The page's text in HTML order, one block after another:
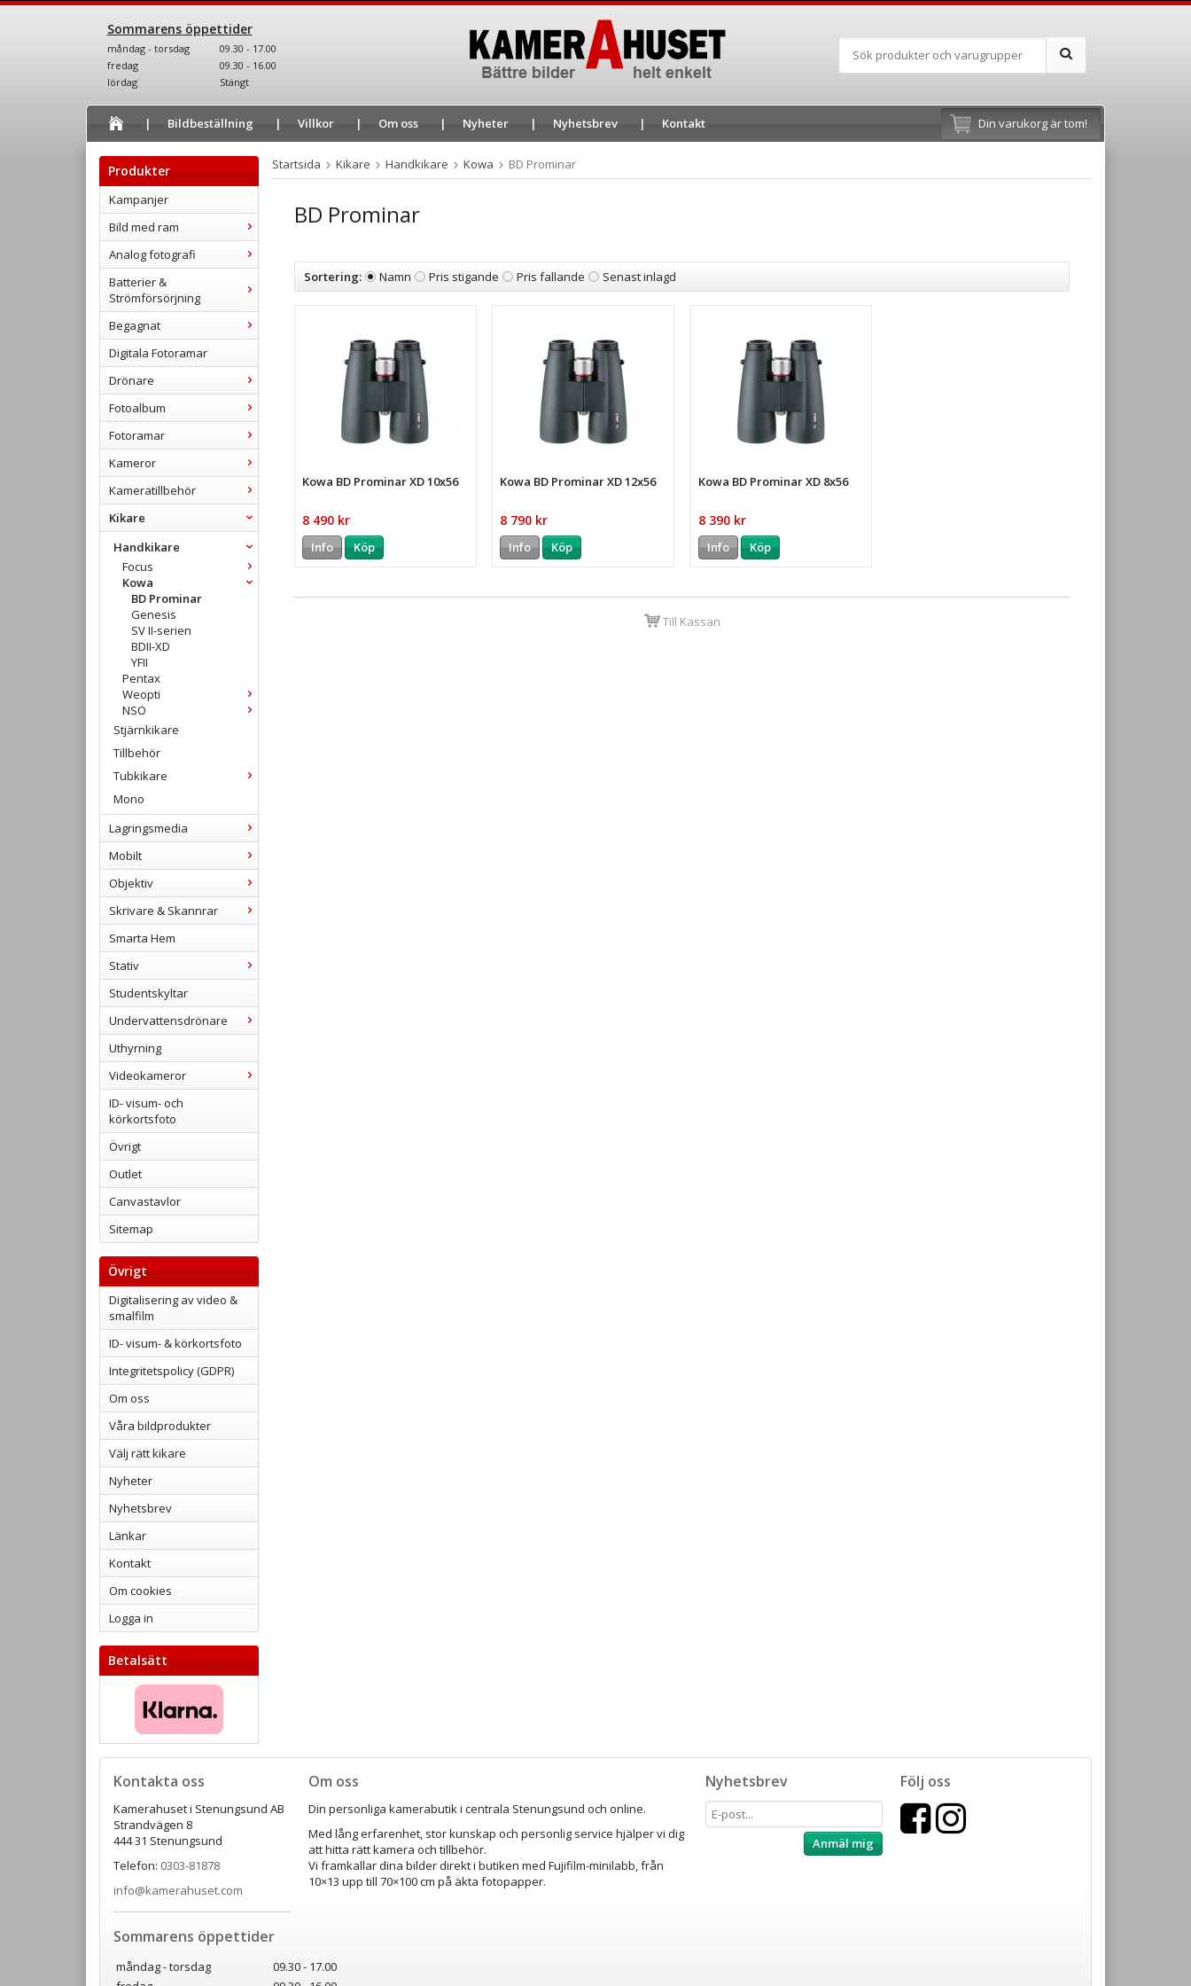
Sommarens öppettider
måndag - torsdag
09.30 - 17.00
fredag
09.30 - 16.00
lördag
Stängt
Bildbeställning Villkor Om oss Nyheter Nyhetsbrev Kontakt Din varukorg är tom!
Produkter
Kampanjer
Bild med ram
Analog fotografi
Batterier &
Strömförsörjning
Begagnat
Digitala Fotoramar
Drönare
Fotoalbum
Fotoramar
Kameror
Kameratillbehör
Kikare
Handkikare
Focus
Kowa
BD Prominar
Genesis
SV II-serien
BDII-XD
YFII
Pentax
Weopti
NSO
Stjärnkikare
Tillbehör
Tubkikare
Mono
Lagringsmedia
Mobilt
Objektiv
Skrivare & Skannrar
Smarta Hem
Stativ
Studentskyltar
Undervattensdrönare
Uthyrning
Videokameror
ID- visum- och
körkortsfoto
Övrigt
Outlet
Canvastavlor
Sitemap
Övrigt
Digitalisering av video &
smalfilm
ID- visum- & körkortsfoto
Integritetspolicy (GDPR)
Om oss
Våra bildprodukter
Välj rätt kikare
Nyheter
Nyhetsbrev
Länkar
Kontakt
Om cookies
Logga in
Betalsätt
Startsida Kikare Handkikare Kowa BD Prominar
BD Prominar
Sortering: Namn Pris stigande Pris fallande Senast inlagd
Kowa BD Prominar XD 10x56
8 490 kr
Info Köp
Kowa BD Prominar XD 12x56
8 790 kr
Info Köp
Kowa BD Prominar XD 8x56
8 390 kr
Info Köp
Till Kassan
Kontakta oss
Kamerahuset i Stenungsund AB
Strandvägen 8
444 31 Stenungsund
Telefon: 0303-81878
info@kamerahuset.com
Sommarens öppettider
måndag - torsdag
09.30 - 17.00
Följ oss
Nyhetsbrev
Anmäl mig
Om oss
Din personliga kamerabutik i centrala Stenungsund och online.
Med lång erfarenhet, stor kunskap och personlig service hjälper vi dig
att hitta rätt kamera och tillbehör.
Vi framkallar dina bilder direkt i butiken med Fujifilm-minilabb, från
10×13 upp till 70×100 cm på äkta fotopapper.